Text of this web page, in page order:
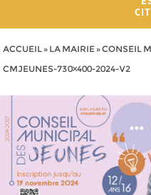
ACCUEIL» LA MAIRIE»CONSEIL
CMJEUNES-730×400-2024-V2